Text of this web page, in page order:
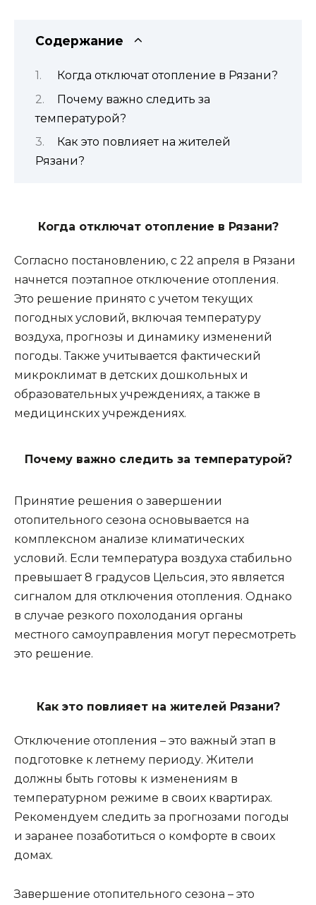
Содержание
Когда отключат отопление в Рязани?
Почему важно следить за
температурой?
Как это повлияет на жителей
Рязани?
Когда отключат отопление в Рязани?
Согласно постановлению, с 22 апреля в Рязани
начнется поэтапное отключение отопления.
Это решение принято с учетом текущих
погодных условий, включая температуру
воздуха, прогнозы и динамику изменений
погоды. Также учитывается фактический
микроклимат в детских дошкольных и
образовательных учреждениях, а также в
медицинских учреждениях.
Почему важно следить за температурой?
Принятие решения о завершении
отопительного сезона основывается на
комплексном анализе климатических
условий. Если температура воздуха стабильно
превышает 8 градусов Цельсия, это является
сигналом для отключения отопления. Однако
в случае резкого похолодания органы
местного самоуправления могут пересмотреть
это решение.
Как это повлияет на жителей Рязани?
Отключение отопления – это важный этап в
подготовке к летнему периоду. Жители
должны быть готовы к изменениям в
температурном режиме в своих квартирах.
Рекомендуем следить за прогнозами погоды
и заранее позаботиться о комфорте в своих
домах.
Завершение отопительного сезона – это